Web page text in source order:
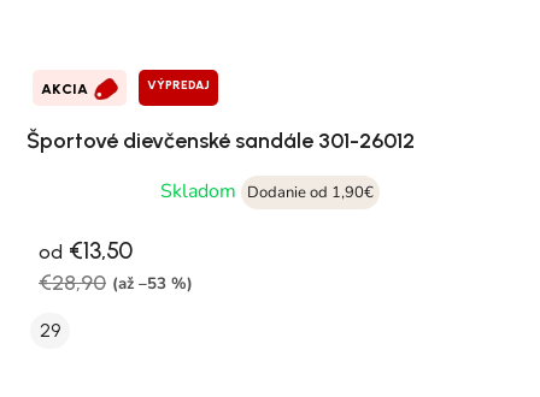
AKCIA VÝPREDAJ
Športové dievčenské sandále 301-26012
Skladom
Dodanie od 1,90€
od €13,50
€28,90 (až –53 %)
29